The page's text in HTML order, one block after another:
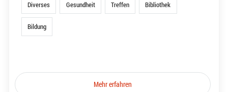
Diverses Gesundheit Treffen Bibliothek
Bildung
Mehr erfahren